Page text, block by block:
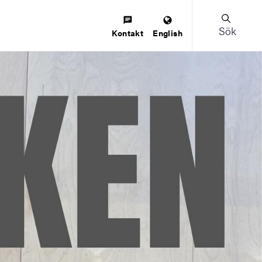
Kontakt English Sök